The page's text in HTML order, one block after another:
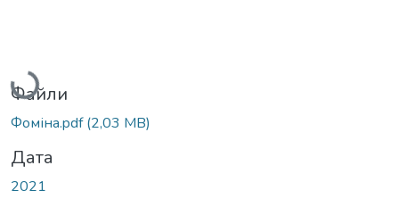
Вантажиться...
Файли
Фоміна.pdf(2,03 MB)
Дата
2021